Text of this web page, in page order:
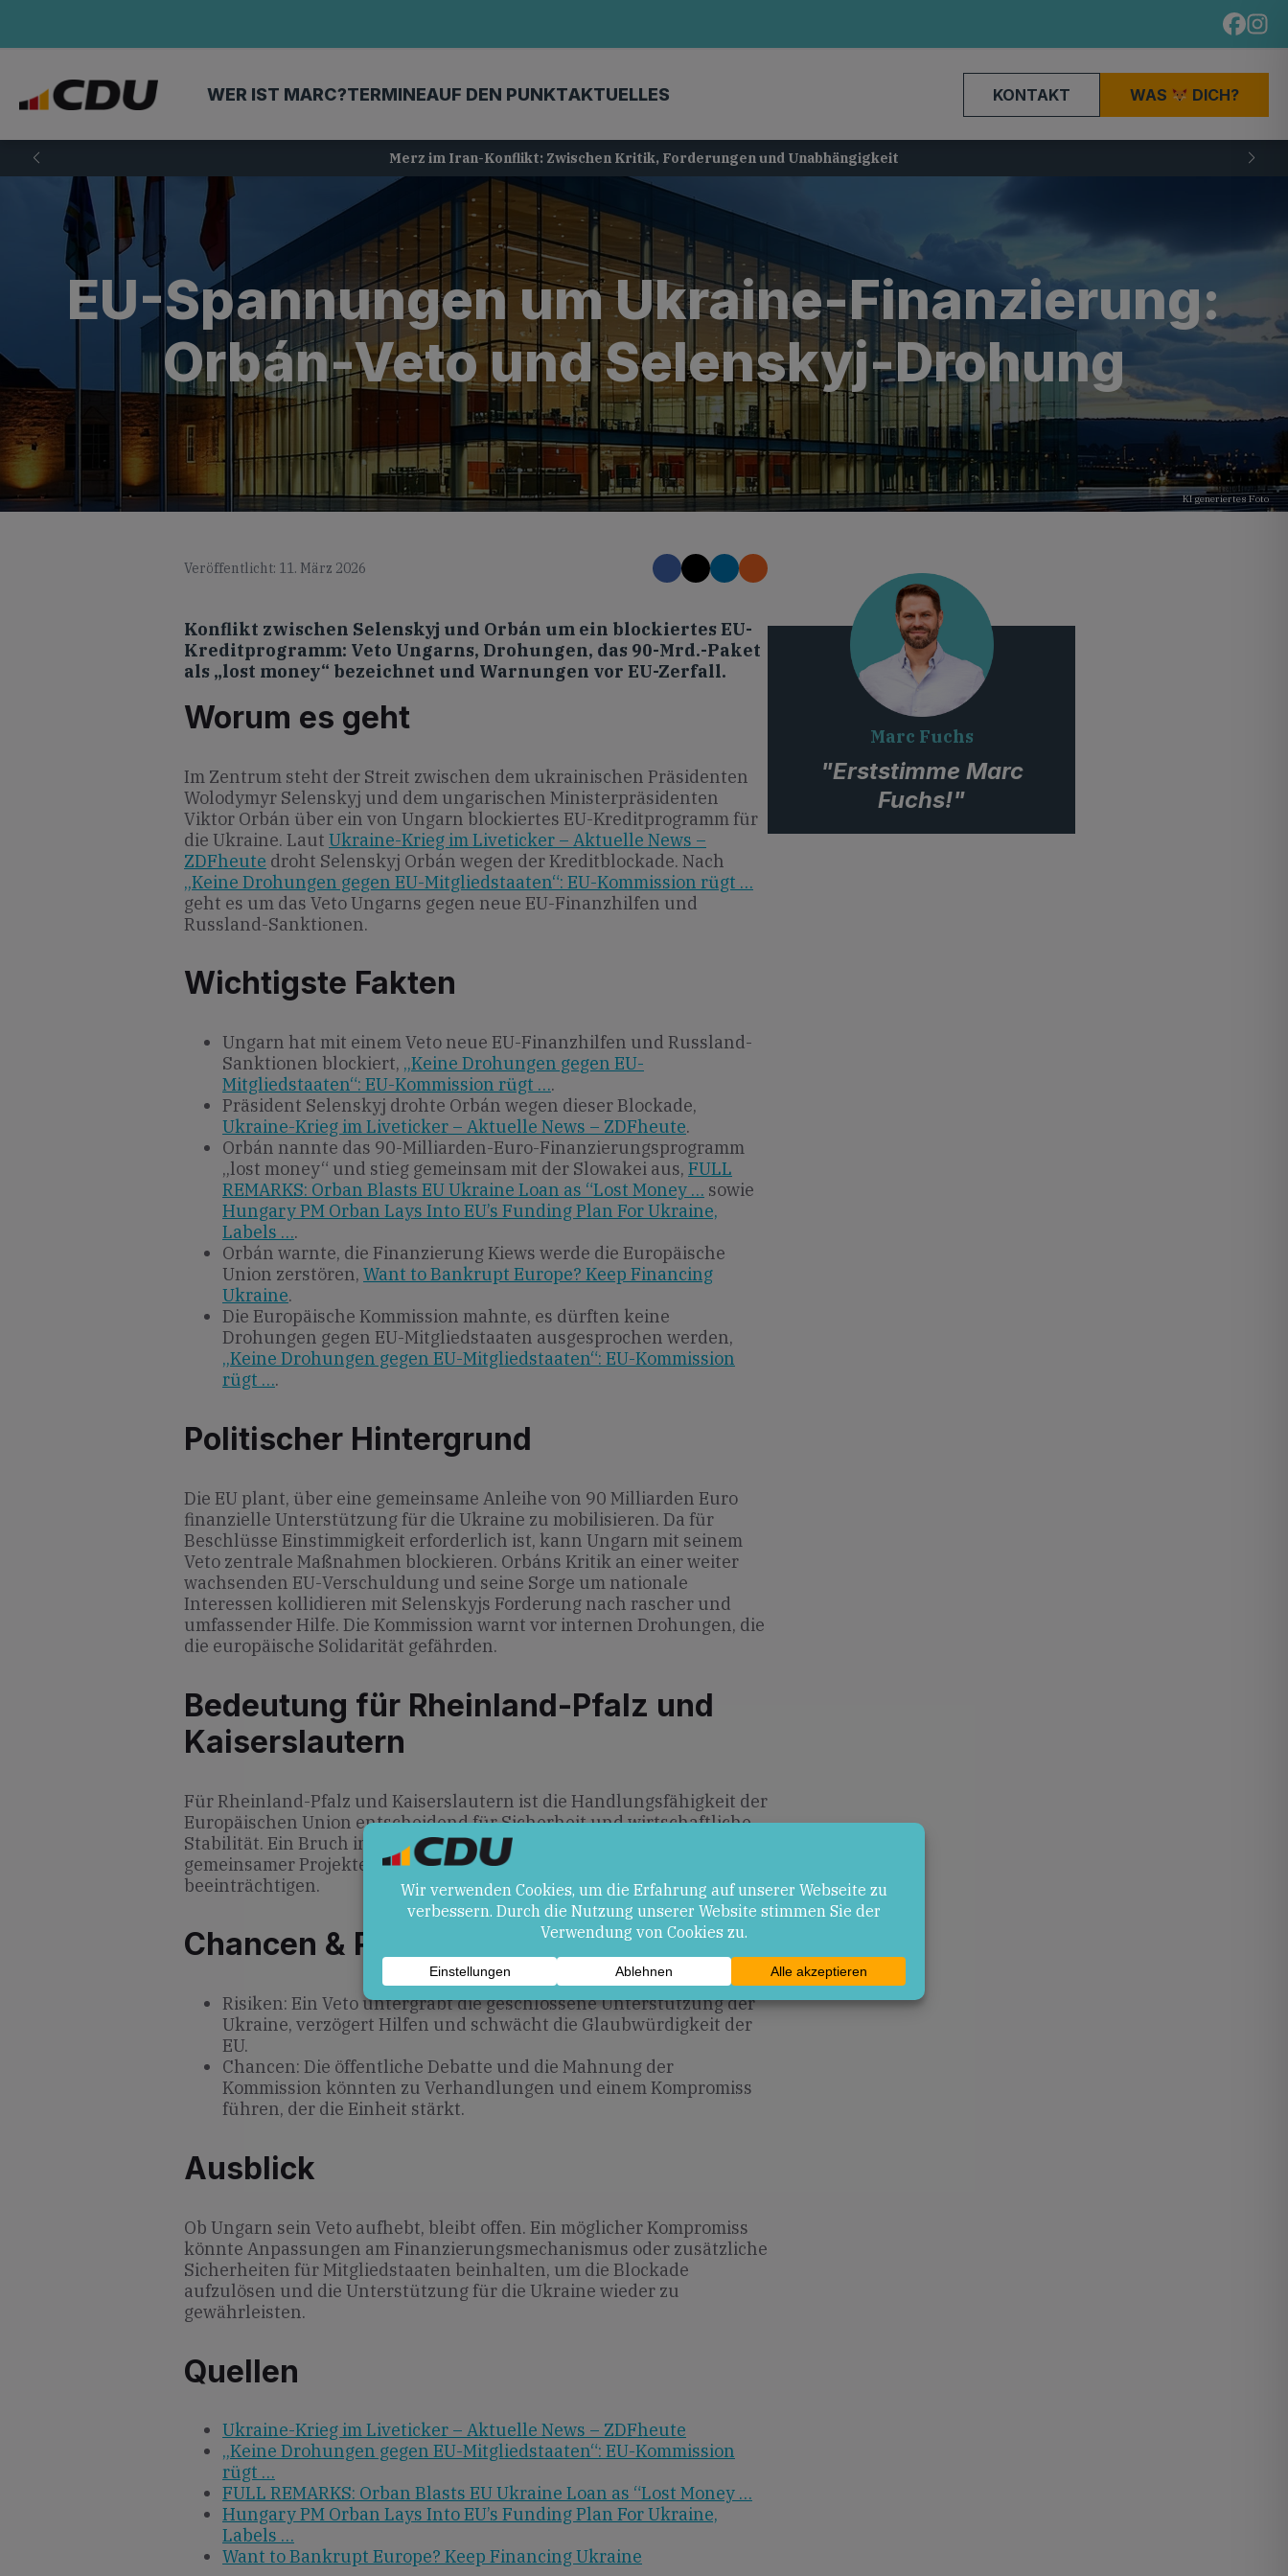
WER IST MARC?TERMINEAUF DEN PUNKTAKTUELLES KONTAKT WAS DICH?
Merz im Iran-Konflikt: Zwischen Kritik, Forderungen und Unabhängigkeit
EU-Spannungen um Ukraine-Finanzierung:
Orbán-Veto und Selenskyj-Drohung
KI generiertes Foto
Veröffentlicht: 11. März 2026
Konflikt zwischen Selenskyj und Orbán um ein blockiertes EU-
Kreditprogramm: Veto Ungarns, Drohungen, das 90-Mrd.-Paket
als „lost money“ bezeichnet und Warnungen vor EU-Zerfall.
Worum es geht
Im Zentrum steht der Streit zwischen dem ukrainischen Präsidenten
Wolodymyr Selenskyj und dem ungarischen Ministerpräsidenten
Viktor Orbán über ein von Ungarn blockiertes EU-Kreditprogramm für
die Ukraine. Laut Ukraine-Krieg im Liveticker – Aktuelle News –
ZDFheute droht Selenskyj Orbán wegen der Kreditblockade. Nach
„Keine Drohungen gegen EU-Mitgliedstaaten“: EU-Kommission rügt …
geht es um das Veto Ungarns gegen neue EU-Finanzhilfen und
Russland-Sanktionen.
Wichtigste Fakten
Ungarn hat mit einem Veto neue EU-Finanzhilfen und Russland-
Sanktionen blockiert, „Keine Drohungen gegen EU-
Mitgliedstaaten“: EU-Kommission rügt ….
Präsident Selenskyj drohte Orbán wegen dieser Blockade,
Ukraine-Krieg im Liveticker – Aktuelle News – ZDFheute.
Orbán nannte das 90-Milliarden-Euro-Finanzierungsprogramm
„lost money“ und stieg gemeinsam mit der Slowakei aus, FULL
REMARKS: Orban Blasts EU Ukraine Loan as “Lost Money … sowie
Hungary PM Orban Lays Into EU’s Funding Plan For Ukraine,
Labels ….
Orbán warnte, die Finanzierung Kiews werde die Europäische
Union zerstören, Want to Bankrupt Europe? Keep Financing
Ukraine.
Die Europäische Kommission mahnte, es dürften keine
Drohungen gegen EU-Mitgliedstaaten ausgesprochen werden,
„Keine Drohungen gegen EU-Mitgliedstaaten“: EU-Kommission
rügt ….
Politischer Hintergrund
Die EU plant, über eine gemeinsame Anleihe von 90 Milliarden Euro
finanzielle Unterstützung für die Ukraine zu mobilisieren. Da für
Beschlüsse Einstimmigkeit erforderlich ist, kann Ungarn mit seinem
Veto zentrale Maßnahmen blockieren. Orbáns Kritik an einer weiter
wachsenden EU-Verschuldung und seine Sorge um nationale
Interessen kollidieren mit Selenskyjs Forderung nach rascher und
umfassender Hilfe. Die Kommission warnt vor internen Drohungen, die
die europäische Solidarität gefährden.
Bedeutung für Rheinland-Pfalz und
Kaiserslautern
Für Rheinland-Pfalz und Kaiserslautern ist die Handlungsfähigkeit der
Europäischen Union entscheidend für Sicherheit und wirtschaftliche
Stabilität. Ein Bruch in der EU-Solidarität könnte die Finanzierung
gemeinsamer Projekte erschweren und das Vertrauen in die Union
beeinträchtigen.
Chancen & Risiken
Risiken: Ein Veto untergräbt die geschlossene Unterstützung der
Ukraine, verzögert Hilfen und schwächt die Glaubwürdigkeit der
EU.
Chancen: Die öffentliche Debatte und die Mahnung der
Kommission könnten zu Verhandlungen und einem Kompromiss
führen, der die Einheit stärkt.
Ausblick
Ob Ungarn sein Veto aufhebt, bleibt offen. Ein möglicher Kompromiss
könnte Anpassungen am Finanzierungsmechanismus oder zusätzliche
Sicherheiten für Mitgliedstaaten beinhalten, um die Blockade
aufzulösen und die Unterstützung für die Ukraine wieder zu
gewährleisten.
Quellen
Ukraine-Krieg im Liveticker – Aktuelle News – ZDFheute
„Keine Drohungen gegen EU-Mitgliedstaaten“: EU-Kommission
rügt …
FULL REMARKS: Orban Blasts EU Ukraine Loan as “Lost Money …
Hungary PM Orban Lays Into EU’s Funding Plan For Ukraine,
Labels …
Want to Bankrupt Europe? Keep Financing Ukraine
Marc Fuchs
"Erststimme Marc
Fuchs!"